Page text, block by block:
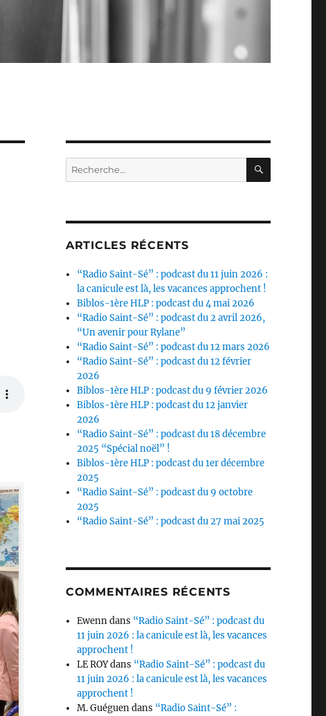
Recherche
pour :
ARTICLES RÉCENTS
“Radio Saint-Sé” : podcast du 11 juin 2026 :
la canicule est là, les vacances approchent !
Biblos-1ère HLP : podcast du 4 mai 2026
“Radio Saint-Sé” : podcast du 2 avril 2026,
“Un avenir pour Rylane”
“Radio Saint-Sé” : podcast du 12 mars 2026
“Radio Saint-Sé” : podcast du 12 février
2026
Biblos-1ère HLP : podcast du 9 février 2026
Biblos-1ère HLP : podcast du 12 janvier
2026
“Radio Saint-Sé” : podcast du 18 décembre
2025 “Spécial noël” !
Biblos-1ère HLP : podcast du 1er décembre
2025
“Radio Saint-Sé” : podcast du 9 octobre
2025
“Radio Saint-Sé” : podcast du 27 mai 2025
COMMENTAIRES RÉCENTS
Ewenndans “Radio Saint-Sé” : podcast du
11 juin 2026 : la canicule est là, les vacances
approchent !
LE ROYdans “Radio Saint-Sé” : podcast du
11 juin 2026 : la canicule est là, les vacances
approchent !
M. Guéguendans “Radio Saint-Sé” :